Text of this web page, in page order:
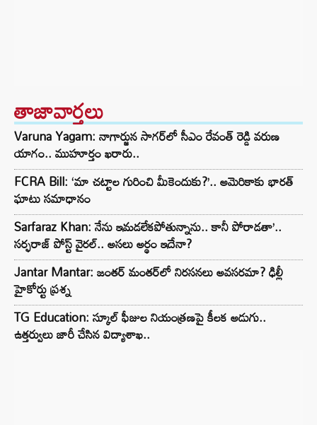
తాజావార్తలు
Varuna Yagam: నాగార్జున సాగ‌ర్‌లో సీఎం రేవంత్ రెడ్డి వరుణ
యాగం.. ముహూర్తం ఖరారు..
FCRA Bill: ‘మా చట్టాల గురించి మీకెందుకు?’.. అమెరికాకు భారత్
ఘాటు సమాధానం
Sarfaraz Khan: నేను ఇమడలేకపోతున్నాను.. కానీ పోరాడతా’..
సర్ఫరాజ్ పోస్ట్ వైరల్.. అసలు అర్థం ఇదేనా?
Jantar Mantar: జంతర్ మంతర్‌లో నిరసనలు అవసరమా? ఢిల్లీ
హైకోర్టు ప్రశ్న
TG Education: స్కూల్ ఫీజుల నియంత్రణపై కీలక అడుగు..
ఉత్తర్వులు జారీ చేసిన విద్యాశాఖ..